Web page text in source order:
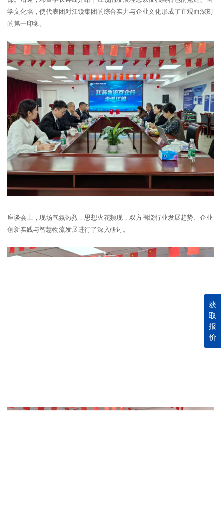
学文化墙，使代表团对江锐集团的综合实力与企业文化形成了直观而深刻
的第一印象。
座谈会上，现场气氛热烈，思想火花频现，双方围绕行业发展趋势、企业
创新实践与智慧物流发展进行了深入研讨。
获
取
报
价